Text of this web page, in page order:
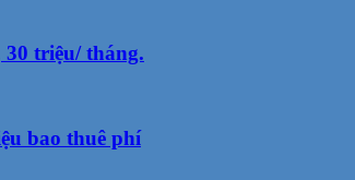
triệu/ tháng.
bao thuê phí